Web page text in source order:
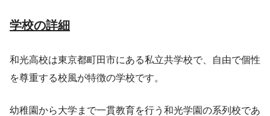
学校の詳細
和光高校は東京都町田市にある私立共学校で、自由で個性
を尊重する校風が特徴の学校です。
幼稚園から大学まで一貫教育を行う和光学園の系列校であ